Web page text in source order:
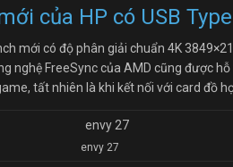
của HP có USB
mới có độ phân giải chuẩn 4K
nghệ FreeSync của AMD cũng được
tất nhiên là khi kết nối với card đồ
envy 27